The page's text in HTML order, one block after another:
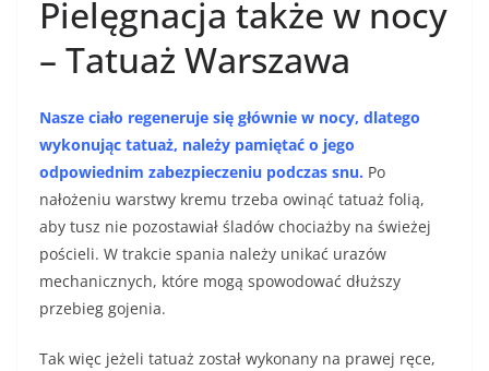
Pielęgnacja także w nocy
– Tatuaż Warszawa
Nasze ciało regeneruje się głównie w nocy, dlatego
wykonując tatuaż, należy pamiętać o jego
odpowiednim zabezpieczeniu podczas snu. Po
nałożeniu warstwy kremu trzeba owinąć tatuaż folią,
aby tusz nie pozostawiał śladów chociażby na świeżej
pościeli. W trakcie spania należy unikać urazów
mechanicznych, które mogą spowodować dłuższy
przebieg gojenia.
Tak więc jeżeli tatuaż został wykonany na prawej ręce,